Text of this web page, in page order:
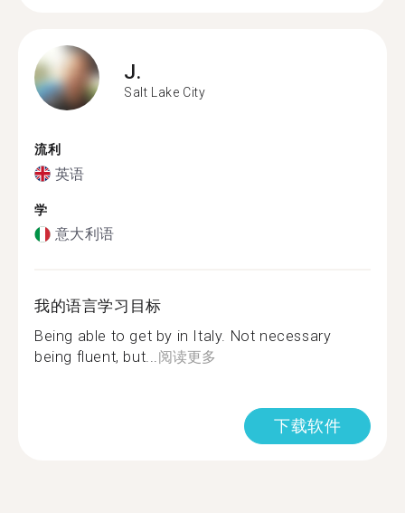
J.
Salt Lake City
流利
英语
学
意大利语
我的语言学习目标
Being able to get by in Italy. Not necessary
being fluent, but...阅读更多
下载软件